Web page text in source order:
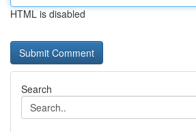
HTML is disabled
Search